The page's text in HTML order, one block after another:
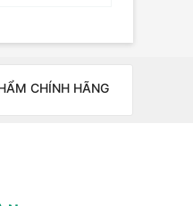
CHÍNH HÃNG